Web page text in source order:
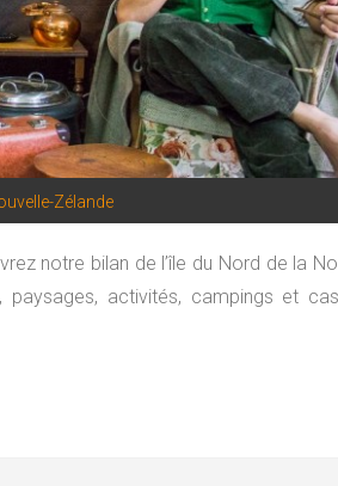
Zélande
notre bilan de l’île du Nord de la
activités, campings et